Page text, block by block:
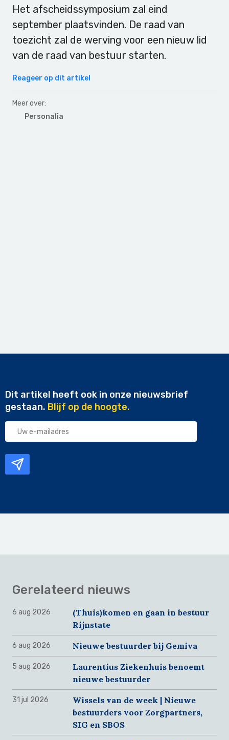
Het afscheidssymposium zal eind
september plaatsvinden. De raad van
toezicht zal de werving voor een nieuw lid
van de raad van bestuur starten.
Reageer op dit artikel
Meer over:
Personalia
Dit artikel heeft ook in onze nieuwsbrief
gestaan. Blijf op de hoogte.
Uw
Gerelateerd nieuws
6 aug 2026
(Thuis)komen en gaan in bestuur
Rijnstate
6 aug 2026 Nieuwe bestuurder bij Gemiva
5 aug 2026
Laurentius Ziekenhuis benoemt
nieuwe bestuurder
31 jul 2026
Wissels van de week | Nieuwe
bestuurders voor Zorgpartners,
SIG en SBOS